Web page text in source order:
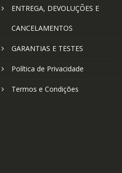
ENTREGA, DEVOLUÇÕES E
CANCELAMENTOS
GARANTIAS E TESTES
Política de Privacidade
Termos e Condições